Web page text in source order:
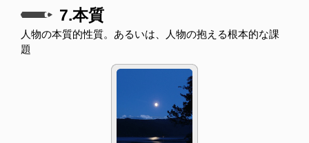
7.本質
人物の本質的性質。あるいは、人物の抱える根本的な課
題